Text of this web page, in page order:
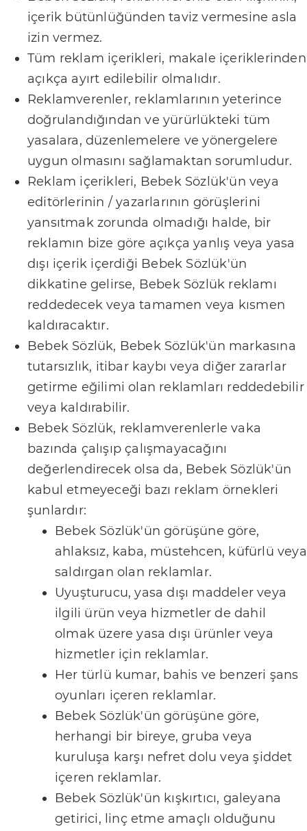
a
ğ
l
ı
k
İ
l
e
t
i
ş
i
m
R
e
k
l
a
m
v
e
İ
ş
b
i
içerik bütünlüğünden taviz vermesine asla
izin vermez.
Tüm reklam içerikleri, makale içeriklerinden
açıkça ayırt edilebilir olmalıdır.
Reklamverenler, reklamlarının yeterince
doğrulandığından ve yürürlükteki tüm
yasalara, düzenlemelere ve yönergelere
uygun olmasını sağlamaktan sorumludur.
Reklam içerikleri, Bebek Sözlük'ün veya
editörlerinin / yazarlarının görüşlerini
yansıtmak zorunda olmadığı halde, bir
reklamın bize göre açıkça yanlış veya yasa
dışı içerik içerdiği Bebek Sözlük'ün
dikkatine gelirse, Bebek Sözlük reklamı
reddedecek veya tamamen veya kısmen
kaldıracaktır.
Bebek Sözlük, Bebek Sözlük'ün markasına
tutarsızlık, itibar kaybı veya diğer zararlar
getirme eğilimi olan reklamları reddedebilir
veya kaldırabilir.
Bebek Sözlük, reklamverenlerle vaka
bazında çalışıp çalışmayacağını
değerlendirecek olsa da, Bebek Sözlük'ün
kabul etmeyeceği bazı reklam örnekleri
şunlardır:
Bebek Sözlük'ün görüşüne göre,
ahlaksız, kaba, müstehcen, küfürlü veya
saldırgan olan reklamlar.
Uyuşturucu, yasa dışı maddeler veya
ilgili ürün veya hizmetler de dahil
olmak üzere yasa dışı ürünler veya
hizmetler için reklamlar.
Her türlü kumar, bahis ve benzeri şans
oyunları içeren reklamlar.
Bebek Sözlük'ün görüşüne göre,
herhangi bir bireye, gruba veya
kuruluşa karşı nefret dolu veya şiddet
içeren reklamlar.
Bebek Sözlük'ün kışkırtıcı, galeyana
getirici, linç etme amaçlı olduğunu